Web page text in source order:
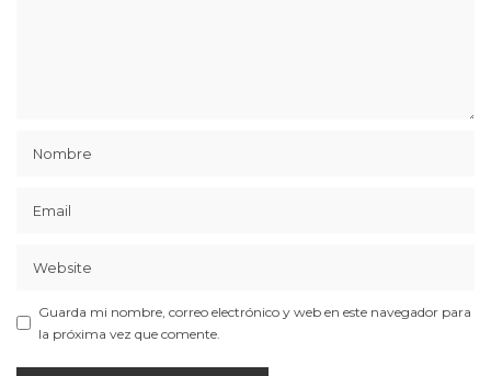
Guarda mi nombre, correo electrónico y web en este navegador para
la próxima vez que comente.